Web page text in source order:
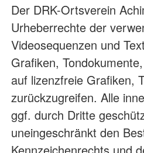
Der DRK-Ortsverein
Urheberrechte der
Videosequenzen und
Grafiken,
auf lizenzfreie Grafiken,
zurückzugreifen. Alle
ggf. durch Dritte
uneingeschränkt den